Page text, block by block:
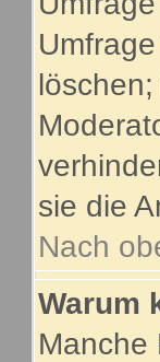
sie die
Nach
Warum
Manche